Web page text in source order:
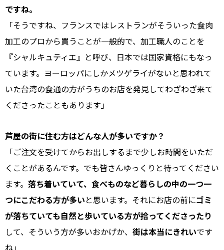
ですね。
「そうですね、フランスではレストランがそういった食肉
加工のプロから買うことが一般的で、加工職人のことを
『シャルキュティエ』と呼び、日本では国家資格にもなっ
ています。ヨーロッパにしかメツゲライがないと思われて
いた台湾の食通の方がうちのお店を発見してわざわざ来て
くださったこともあります」
――芦屋の街に住む方はどんな人が多いですか？
「ご注文を受けてからお出しするまで少しお時間をいただ
くことがあるんです。でも皆さんゆっくりと待ってください
ます。 落ち着いていて、食べものなど暮らしの中の一つ一
つにこだわる方が多いと思います。それにお店の前にゴミ
が落ちていても自然と歩いている方が拾ってくださったり
して、そういう方が多いおかげか、 街は本当にきれいです
ね」